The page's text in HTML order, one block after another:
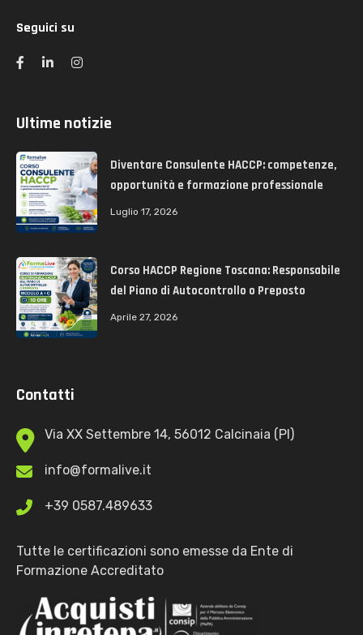
Seguici su
Ultime notizie
Diventare Consulente HACCP: competenze,
opportunità e formazione professionale
Luglio 17, 2026
Corso HACCP Regione Toscana: Responsabile
del Piano di Autocontrollo o Preposto
Aprile 27, 2026
Contatti
Via XX Settembre 14, 56012 Calcinaia (PI)
info@formalive.it
+39 0587.489633
Tutte le certificazioni sono emesse da Ente di
Formazione Accreditato